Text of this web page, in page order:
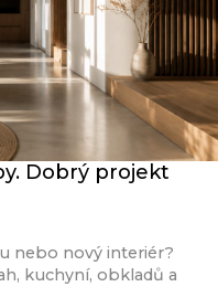
Dobrý projekt
nebo nový interiér?
kuchyní, obkladů a